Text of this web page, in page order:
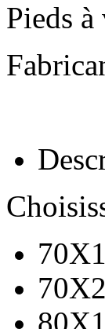
Pieds